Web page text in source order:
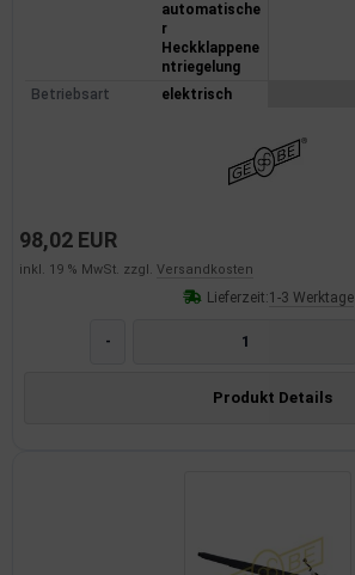
automatische
r
Heckklappene
ntriegelung
Betriebsart elektrisch
98,02 EUR
inkl. 19 % MwSt. zzgl. Versandkosten
Lieferzeit:1-3 Werktage
-
Produkt Details